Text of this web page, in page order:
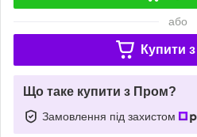
або
Купити з
Що таке купити з Пром?
Замовлення під захистом